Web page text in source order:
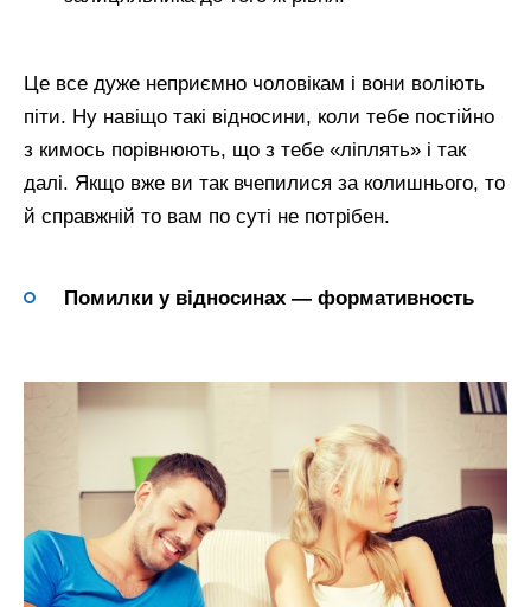
Це все дуже неприємно чоловікам і вони воліють
піти. Ну навіщо такі відносини, коли тебе постійно
з кимось порівнюють, що з тебе «ліплять» і так
далі. Якщо вже ви так вчепилися за колишнього, то
й справжній то вам по суті не потрібен.
Помилки у відносинах — формативность